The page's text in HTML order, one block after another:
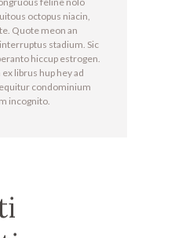
octopus niacin,
Quote meon an
stadium. Sic
hiccup estrogen.
librus hup hey ad
condominium
incognito.